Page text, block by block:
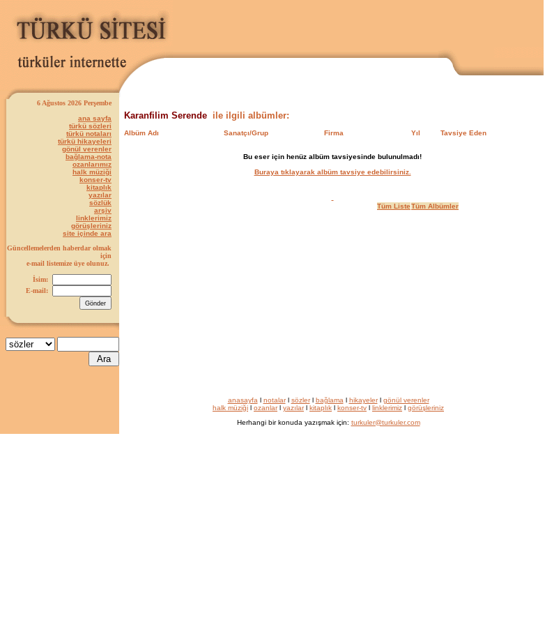
6 Ağustos 2026 Perşembe
ana sayfa
türkü sözleri
türkü notaları
türkü hikayeleri
gönül verenler
bağlama-nota
ozanlarımız
halk müziği
konser-tv
kitaplık
yazılar
sözlük
arşiv
linklerimiz
görüşleriniz
site içinde ara
Güncellemelerden haberdar olmak
için
e-mail listemize üye olunuz.
İsim:
E-mail:
Karanfilim Serende ile ilgili albümler:
Albüm Adı Sanatçı/Grup Firma Yıl Tavsiye Eden
Bu eser için henüz albüm tavsiyesinde bulunulmadı!
Buraya tıklayarak albüm tavsiye edebilirsiniz.
Tüm ListeTüm Albümler
anasayfa l notalarl sözlerl bağlama l hikayelerl gönül verenler
halk müziği l ozanlarl yazılarl kitaplık l konser-tv l linklerimiz l görüşleriniz
Herhangi bir konuda yazışmak için: turkuler@turkuler.com